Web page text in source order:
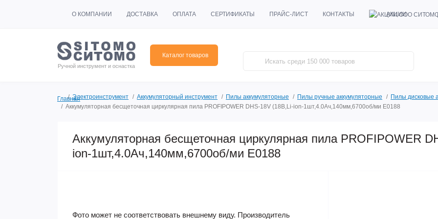
О КОМПАНИИ ДОСТАВКА ОПЛАТА СЕРТИФИКАТЫ ПРАЙС-ЛИСТ КОНТАКТЫ АКЦИИ
Ручной инструмент и оснастка
Каталог товаров
ГлавнаяЭлектроинструмент Аккумуляторный инструмент Пилы аккумуляторные Пилы ручные аккумуляторные
Пилы дисковые
Аккумуляторная бесщеточная циркулярная пила PROFIPOWER DHS-18V (18В,Li-ion-1шт,4.0Ач,140мм,6700об/ми E0188
Аккумуляторная бесщеточная циркулярная пила PROFIPOWER
ion-1шт,4.0Ач,140мм,6700об/ми E0188
Фото может не соответствовать внешнему виду. Производитель